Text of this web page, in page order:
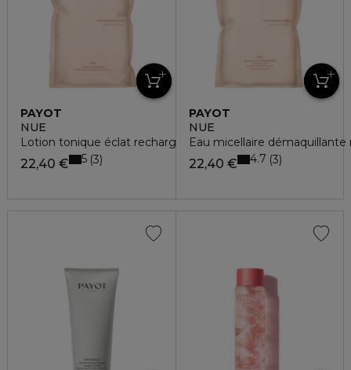
PAYOT
NUE
Lotion tonique éclat recharge
22,40 € 5 3
PAYOT
NUE
Eau micellaire démaquillante
22,40 € 4.7 3